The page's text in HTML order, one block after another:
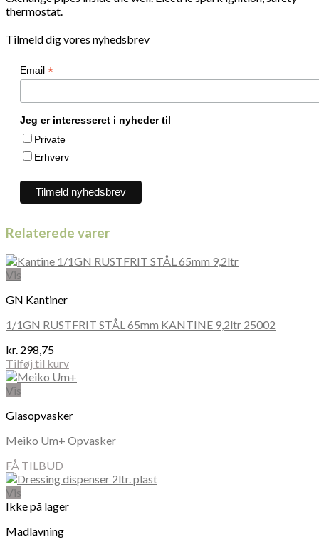
thermostat.
Tilmeld dig vores nyhedsbrev
Email *
Jeg er interesseret i nyheder til
Private
Erhverv
Relaterede varer
Vis
GN Kantiner
1/1GN RUSTFRIT STÅL 65mm KANTINE 9,2ltr 25002
kr. 298,75
Tilføj til kurv
Vis
Glasopvasker
Meiko Um+ Opvasker
FÅ TILBUD
Vis
Ikke på lager
Madlavning